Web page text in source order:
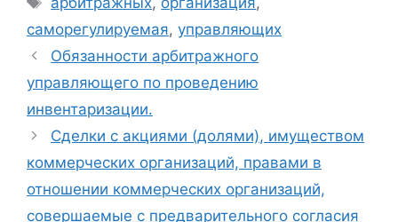
саморегулируемая, управляющих
Обязанности арбитражного
управляющего по проведению
инвентаризации.
Сделки с акциями (долями), имуществом
коммерческих организаций, правами в
отношении коммерческих организаций,
совершаемые с предварительного согласия